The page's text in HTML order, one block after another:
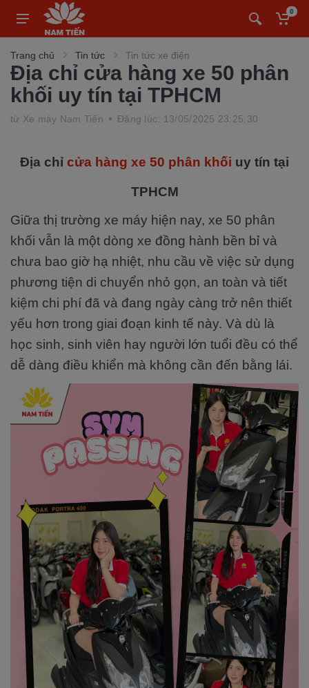
0
Trang chủ Tin tức Tin tức xe điện
Địa chỉ cửa hàng xe 50 phân
khối uy tín tại TPHCM
từ Xe máy Nam Tiến Đăng lúc: 13/05/2025 23:25:30
Địa chỉ cửa hàng xe 50 phân khối uy tín tại
TPHCM
Giữa thị trường xe máy hiện nay, xe 50 phân
khối vẫn là một dòng xe đồng hành bền bỉ và
chưa bao giờ hạ nhiệt, nhu cầu về việc sử dụng
phương tiện di chuyển nhỏ gọn, an toàn và tiết
kiệm chi phí đã và đang ngày càng trở nên thiết
yếu hơn trong giai đoạn kinh tế này. Và dù là
học sinh, sinh viên hay người lớn tuổi đều có thể
dễ dàng điều khiển mà không cần đến bằng lái.